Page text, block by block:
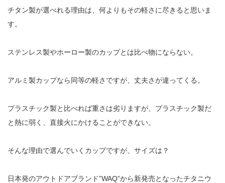
チタン製が選べれる理由は、何よりもその軽さに尽きると思いま
す。
ステンレス製やホーロー製のカップとは比べ物にならない。
アルミ製カップなら同等の軽さですが、丈夫さが違ってくる。
プラスチック製と比べれば重さは劣りますが、プラスチック製だ
と熱に弱く、直接火にかけることができない。
そんな理由で選んでいくカップですが、サイズは？
日本発のアウトドアブランド”WAQ”から新発売となったチタニウ